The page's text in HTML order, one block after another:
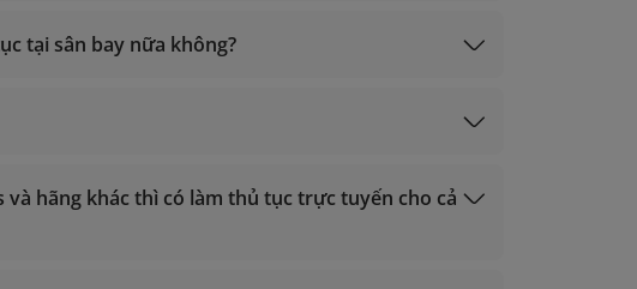
bán" - "Thay đổi chuyến bay" trên website Vietnam
tại sân bay nữa không?
làm thủ tục tại sân bay để làm thủ tục gửi hành lý.
hãng khác thì có làm thủ tục trực tuyến cho cả